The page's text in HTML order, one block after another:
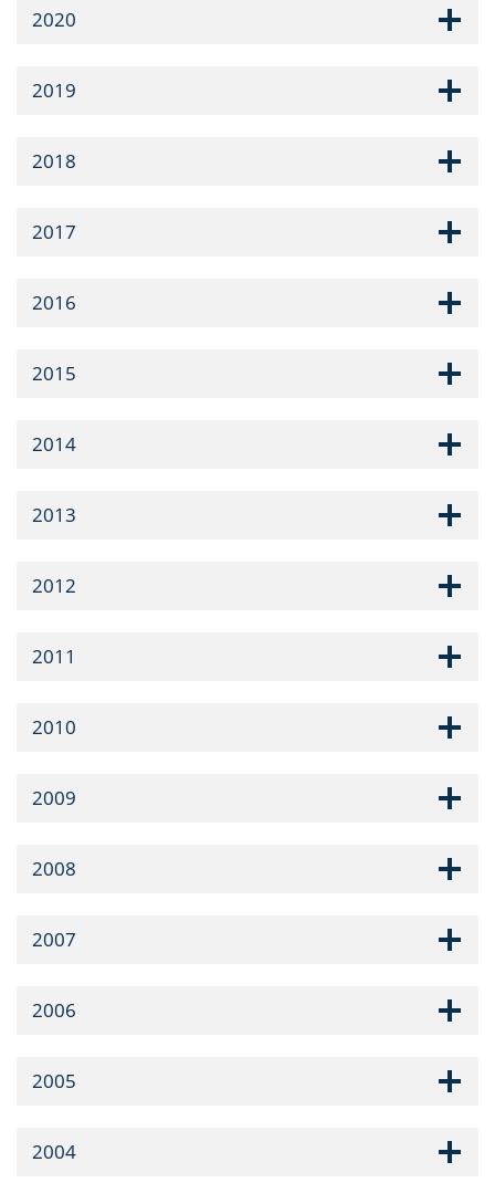
2020
2019
2018
2017
2016
2015
2014
2013
2012
2011
2010
2009
2008
2007
2006
2005
2004